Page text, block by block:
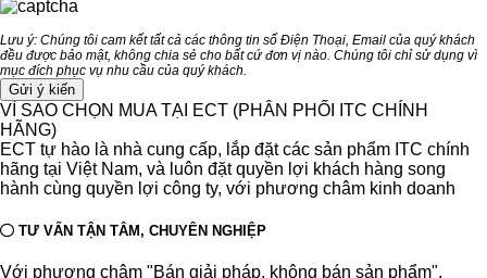
Lưu ý: Chúng tôi cam kết tất cả các thông tin số Điện Thoại, Email của quý khách
đều được bảo mật, không chia sẻ cho bất cứ đơn vị nào. Chúng tôi chỉ sử dụng vì
mục đích phục vụ nhu cầu của quý khách.
VÌ SAO CHỌN MUA TẠI ECT (PHÂN PHỐI ITC CHÍNH
HÃNG)
ECT tự hào là nhà cung cấp, lắp đặt các sản phẩm ITC chính
hãng tại Việt Nam, và luôn đặt quyền lợi khách hàng song
hành cùng quyền lợi công ty, với phương châm kinh doanh
TƯ VẤN TẬN TÂM, CHUYÊN NGHIỆP
Với phương châm "Bán giải pháp, không bán sản phẩm".